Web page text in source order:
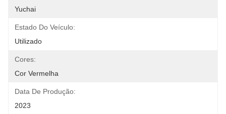
Yuchai
Estado Do Veículo:
Utilizado
Cores:
Cor Vermelha
Data De Produção:
2023